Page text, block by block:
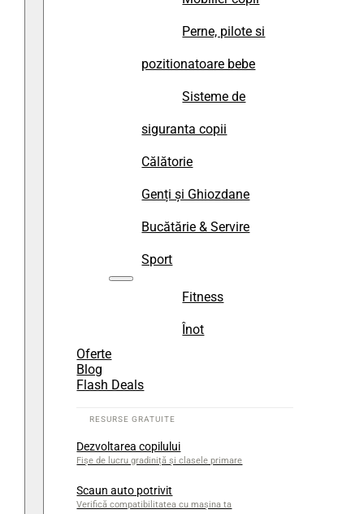
Perne, pilote si
pozitionatoare bebe
Sisteme de
siguranta copii
Călătorie
Genți și Ghiozdane
Bucătărie & Servire
Sport
Fitness
Înot
Oferte
Blog
Flash Deals
Dezvoltarea copilului
Fișe de lucru gradiniță și clasele primare
Scaun auto potrivit
Verifică compatibilitatea cu mașina ta